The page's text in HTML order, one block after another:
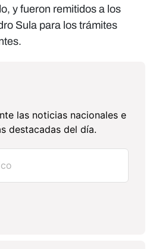
y fueron remitidos a los
Sula para los trámites
las noticias nacionales e
destacadas del día.